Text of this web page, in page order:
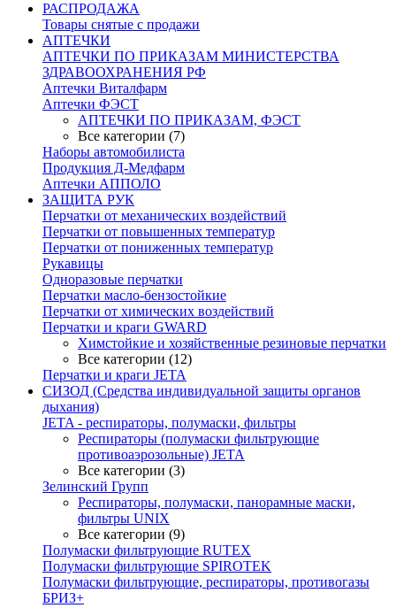
РАСПРОДАЖА
Товары снятые с продажи
АПТЕЧКИ
АПТЕЧКИ ПО ПРИКАЗАМ МИНИСТЕРСТВА
ЗДРАВООХРАНЕНИЯ РФ
Аптечки Виталфарм
Аптечки ФЭСТ
АПТЕЧКИ ПО ПРИКАЗАМ, ФЭСТ
Все категории (7)
Наборы автомобилиста
Продукция Д-Медфарм
Аптечки АППОЛО
ЗАЩИТА РУК
Перчатки от механических воздействий
Перчатки от повышенных температур
Перчатки от пониженных температур
Рукавицы
Одноразовые перчатки
Перчатки масло-бензостойкие
Перчатки от химических воздействий
Перчатки и краги GWARD
Химстойкие и хозяйственные резиновые перчатки
Все категории (12)
Перчатки и краги JETA
СИЗОД (Средства индивидуальной защиты органов
дыхания)
JETA - респираторы, полумаски, фильтры
Респираторы (полумаски фильтрующие
противоаэрозольные) JETA
Все категории (3)
Зелинский Групп
Респираторы, полумаски, панорамные маски,
фильтры UNIX
Все категории (9)
Полумаски фильтрующие RUTEX
Полумаски фильтрующие SPIROTEK
Полумаски фильтрующие, респираторы, противогазы
БРИЗ+